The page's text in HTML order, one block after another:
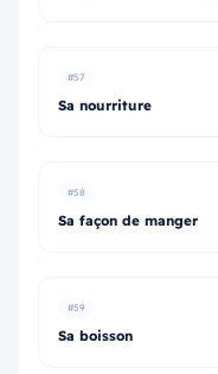
#57
Sa nourriture
#58
Sa façon de manger
#59
Sa boisson